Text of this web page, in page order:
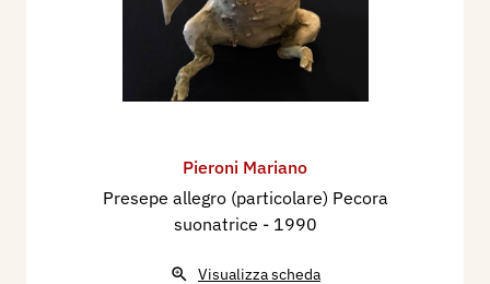
Pieroni Mariano
Presepe allegro (particolare) Pecora
suonatrice - 1990
Visualizza scheda